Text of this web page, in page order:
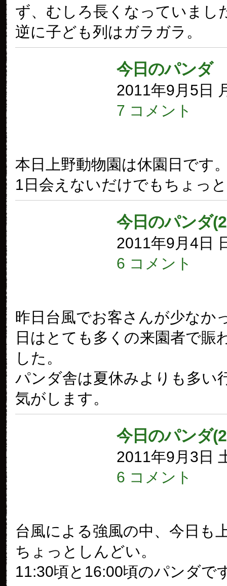
ず、むしろ長くなっていまし
逆に子ども列はガラガラ。
今日のパンダ
2011年9月5日
7 コメント
本日上野動物園は休園日です
1日会えないだけでもちょっ
今日のパンダ
2011年9月4日
6 コメント
昨日台風でお客さんが少なか
日はとても多くの来園者で賑
した。
パンダ舎は夏休みよりも多い
気がします。
今日のパンダ
2011年9月3日
6 コメント
台風による強風の中、今日も
ちょっとしんどい。
11:30頃と16:00頃のパンダで